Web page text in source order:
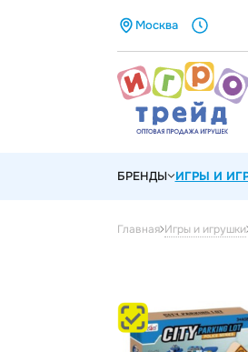
Москва
БРЕНДЫ ИГРЫ И
Главная Игры и игрушки